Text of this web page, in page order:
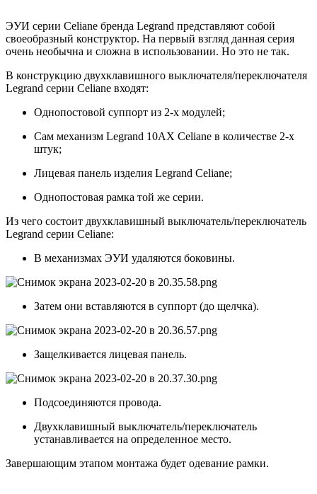
ЭУИ серии Celiane бренда Legrand представляют собой
своеобразный конструктор. На первый взгляд данная серия
очень необычна и сложна в использовании. Но это не так.
В конструкцию двухклавишного выключателя/переключателя
Legrand cерии Celiane входят:
Однопостовой суппорт из 2-х модулей;
Сам механизм Legrand 10AX Celiane в количестве 2-х
штук;
Лицевая панель изделия Legrand Celiane;
Однопостовая рамка той же серии.
Из чего состоит двухклавишный выключатель/переключатель
Legrand cерии Celiane:
В механизмах ЭУИ удаляются боковины.
Затем они вставляются в суппорт (до щелчка).
Защелкивается лицевая панель.
Подсоединяются провода.
Двухклавишный выключатель/переключатель
устанавливается на определенное место.
Завершающим этапом монтажа будет одевание рамки.